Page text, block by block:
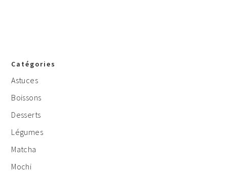
Catégories
Astuces
Boissons
Desserts
Légumes
Matcha
Mochi